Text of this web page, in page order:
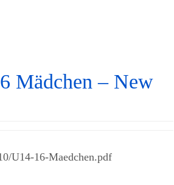
Mädchen – New
U14-16-Maedchen.pdf